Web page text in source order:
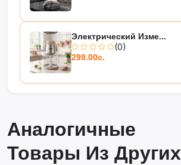
Электрический Изме...
(0)
299.00с.
Аналогичные
Товары Из Других